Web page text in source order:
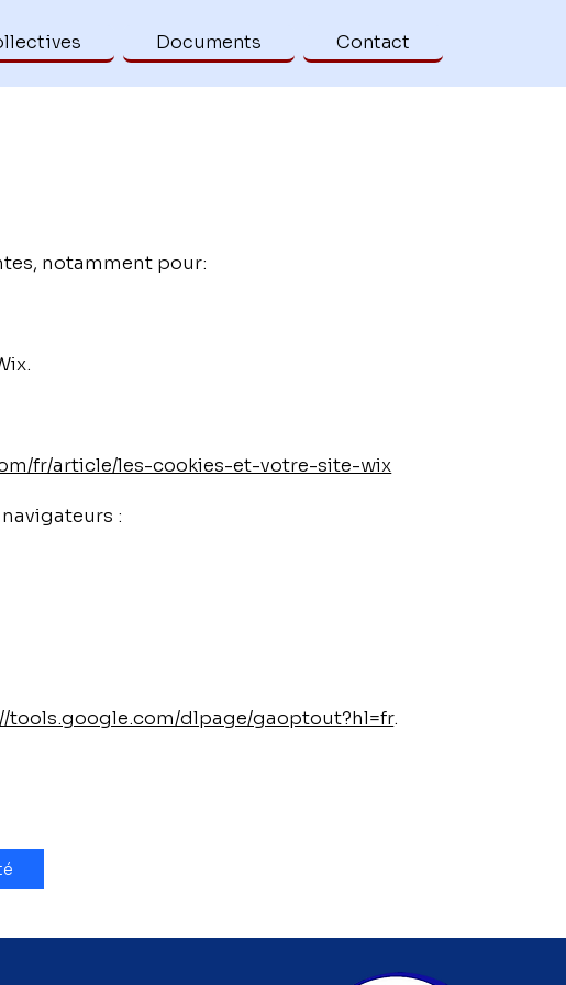
Documents Contact
notamment pour:
fr/article/les-cookies-et-votre-site-wix
:
tools.google.com/dlpage/gaoptout?hl=fr.